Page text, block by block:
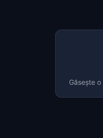
Găsește